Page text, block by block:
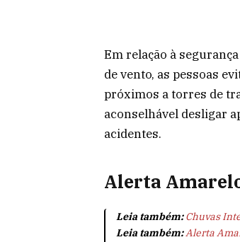
Em relação à
de vento, as pessoas
próximos a torres de
aconselhável desligar
acidentes.
Alerta
Leia também: Chuvas
Leia também:Alerta